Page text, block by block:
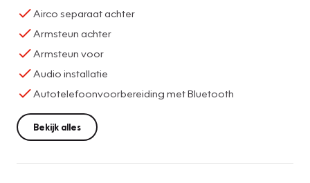
Airco separaat achter
Armsteun achter
Armsteun voor
Audio installatie
Autotelefoonvoorbereiding met Bluetooth
Bekijk alles